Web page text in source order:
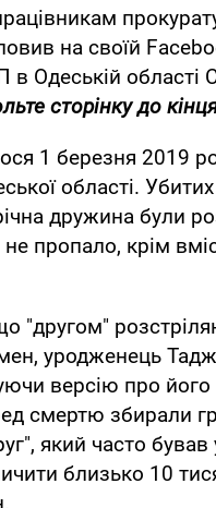
на своїй
в Одеській області
сторінку до
1 березня 2019
області.
дружина були
не пропало, крім
"другом"
уродженець
версію про його
смертю збирали
який часто бував
близько 10